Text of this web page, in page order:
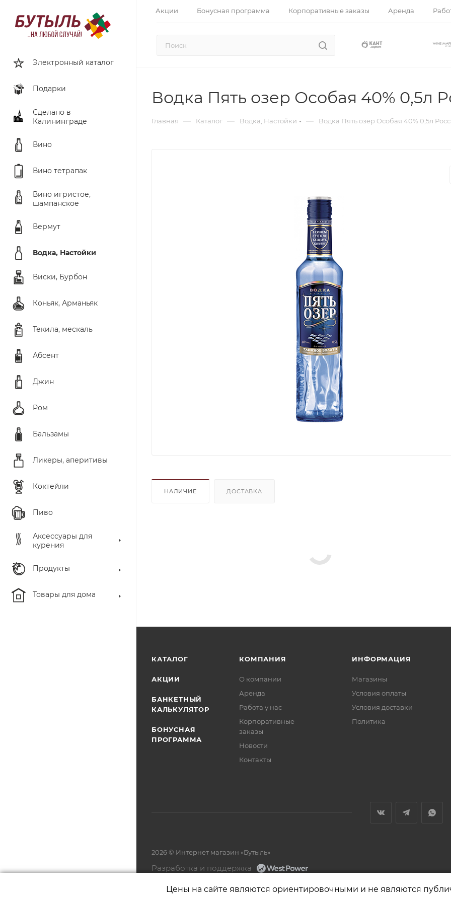
Акции Бонусная программа Корпоративные заказы Аренда
Электронный каталог
Подарки
Сделано в
Калининграде
Вино
Вино тетрапак
Вино игристое,
шампанское
Вермут
Водка, Настойки
Виски, Бурбон
Коньяк, Арманьяк
Текила, мескаль
Абсент
Джин
Ром
Бальзамы
Ликеры, аперитивы
Коктейли
Пиво
Аксессуары для
курения
Продукты
Товары для дома
Водка Пять озер Особая 40% 0,5л
Главная — Каталог — Водка, Настойки — Водка Пять озер Особая 40% 0,5л
НАЛИЧИЕ ДОСТАВКА
КАТАЛОГ
АКЦИИ
БАНКЕТНЫЙ
КАЛЬКУЛЯТОР
БОНУСНАЯ
ПРОГРАММА
КОМПАНИЯ
О компании
Аренда
Работа у нас
Корпоративные
заказы
Новости
Контакты
ИНФОРМАЦИЯ
Магазины
Условия оплаты
Условия доставки
Политика
2026 © Интернет магазин «Бутыль»
Разработка и поддержка
Цены на сайте являются ориентировочными и не являются